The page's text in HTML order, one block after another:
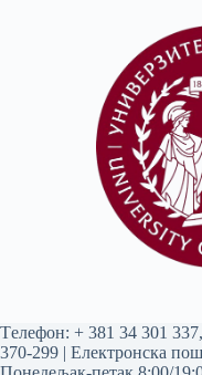
Tелефон: + 381 34 301 337,
370-299 | Електронска